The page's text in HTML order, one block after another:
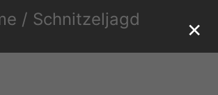
/ Schnitzeljagd ×